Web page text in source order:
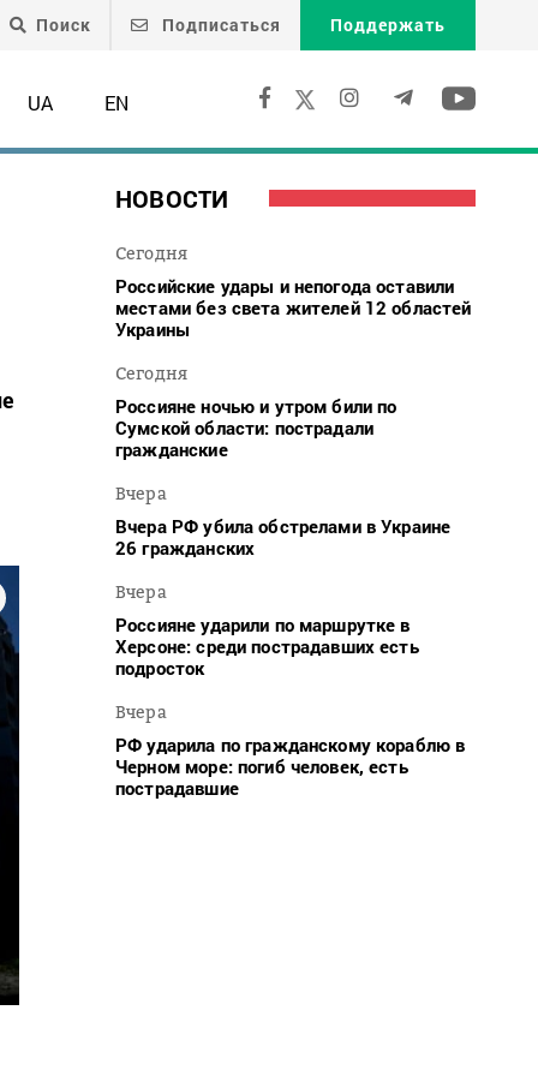
Поиск Подписаться Поддержать
UA EN
НОВОСТИ
Сегодня
Российские удары и непогода оставили
местами без света жителей 12 областей
Украины
Сегодня
Россияне ночью и утром били по
Сумской области: пострадали
гражданские
Вчера
Вчера РФ убила обстрелами в Украине
26 гражданских
Вчера
Россияне ударили по маршрутке в
Херсоне: среди пострадавших есть
подросток
Вчера
РФ ударила по гражданскому кораблю в
Черном море: погиб человек, есть
пострадавшие